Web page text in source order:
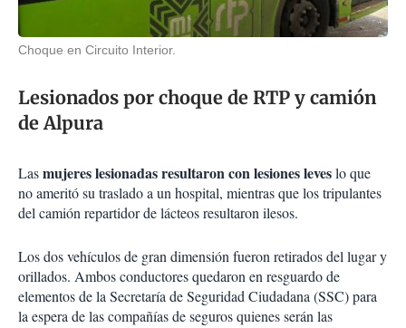
Choque en Circuito Interior.
Lesionados por choque de RTP y camión
de Alpura
Lasmujeres lesionadas resultaron con lesiones leveslo que
no ameritó su traslado a un hospital, mientras que los tripulantes
del camión repartidor de lácteos resultaron ilesos.
Los dos vehículos de gran dimensión fueron retirados del lugar y
orillados. Ambos conductores quedaron en resguardo de
elementos de la Secretaría de Seguridad Ciudadana (SSC) para
la espera de las compañías de seguros quienes serán las